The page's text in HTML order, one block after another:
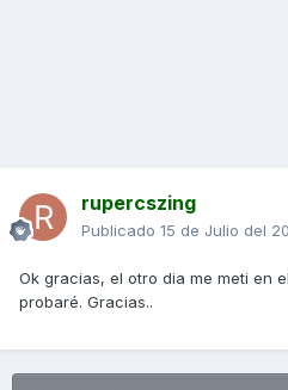
rupercszing
Publicado 15 de Julio del
Ok gracias, el otro dia me meti en
probaré. Gracias..